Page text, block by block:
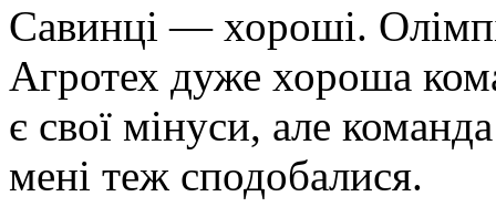
Савинці — хороші.
Агротех дуже хороша
є свої мінуси, але
мені теж сподобалися.